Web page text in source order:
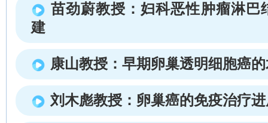
苗劲蔚教授：妇科恶性肿瘤淋巴
建
康山教授：早期卵巢透明细胞癌
刘木彪教授：卵巢癌的免疫治疗